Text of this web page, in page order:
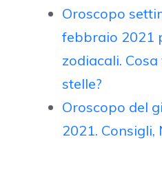
Oroscopo
febbraio 2021
zodiacali.
stelle?
Oroscopo del
2021. Consigli,